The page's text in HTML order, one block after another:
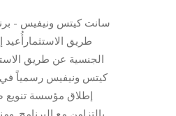
سانت كيتس ونيفيس -
طريق الاستثمارأُعيد
الجنسية عن طريق
إطلاق مؤسسة تنويع